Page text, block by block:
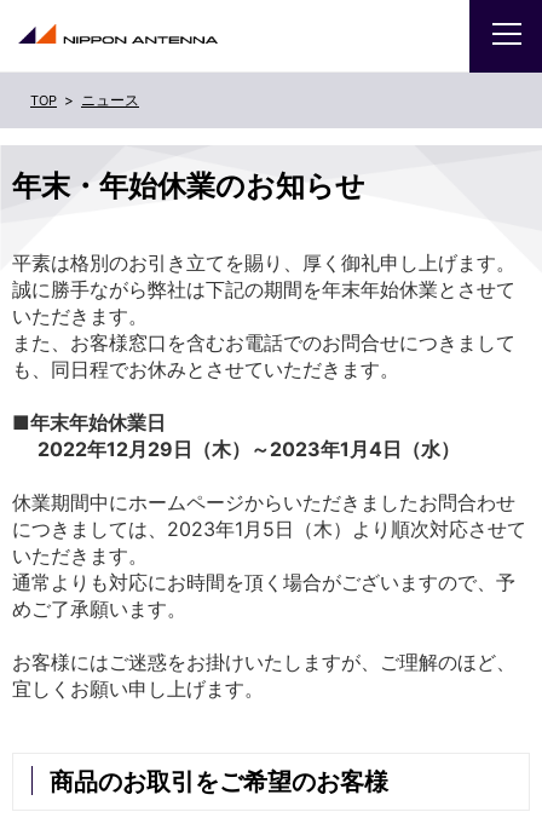
年末・年始休業のお知らせ
平素は格別のお引き立てを賜り、厚く御礼申し上げます。
誠に勝手ながら弊社は下記の期間を年末年始休業とさせて
いただきます。
また、お客様窓口を含むお電話でのお問合せにつきまして
も、同日程でお休みとさせていただきます。
■年末年始休業日
2022年12月29日（木）～2023年1月4日（水）
休業期間中にホームページからいただきましたお問合わせ
につきましては、2023年1月5日（木）より順次対応させて
いただきます。
通常よりも対応にお時間を頂く場合がございますので、予
めご了承願います。
お客様にはご迷惑をお掛けいたしますが、ご理解のほど、
宜しくお願い申し上げます。
商品のお取引をご希望のお客様
ニュース
IR
採用
サイトマップ ENGLISH